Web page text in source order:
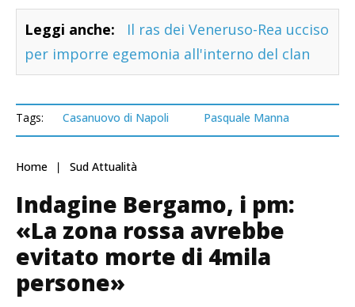
Leggi anche:
Il ras dei Veneruso-Rea ucciso
per imporre egemonia all'interno del clan
Tags: Casanuovo di Napoli Pasquale Manna
Home Sud Attualità
Indagine Bergamo, i pm:
«La zona rossa avrebbe
evitato morte di 4mila
persone»